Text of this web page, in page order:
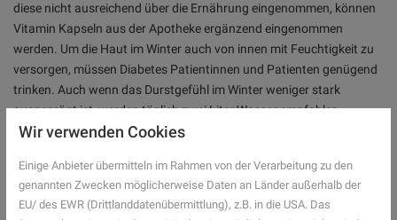
diese nicht ausreichend über die Ernährung eingenommen, können
Vitamin Kapseln aus der Apotheke ergänzend eingenommen
werden. Um die Haut im Winter auch von innen mit Feuchtigkeit zu
versorgen, müssen Diabetes Patientinnen und Patienten genügend
trinken. Auch wenn das Durstgefühl im Winter weniger stark
ausgeprägt ist, werden täglich zwei Liter Wasser empfohlen.
Dem Juckreiz nicht nachgeben
Auch wenn es manchmal nicht auszuhalten scheint: Bei juckender
Haut sollten sich Diabetikerinnen und Diabetiker nicht kratzen.
Wir verwenden Cookies
Einige Anbieter übermitteln im Rahmen von der Verarbeitung zu den
genannten Zwecken möglicherweise Daten an Länder außerhalb der
EU/ des EWR (Drittlanddatenübermittlung), z.B. in die USA. Das